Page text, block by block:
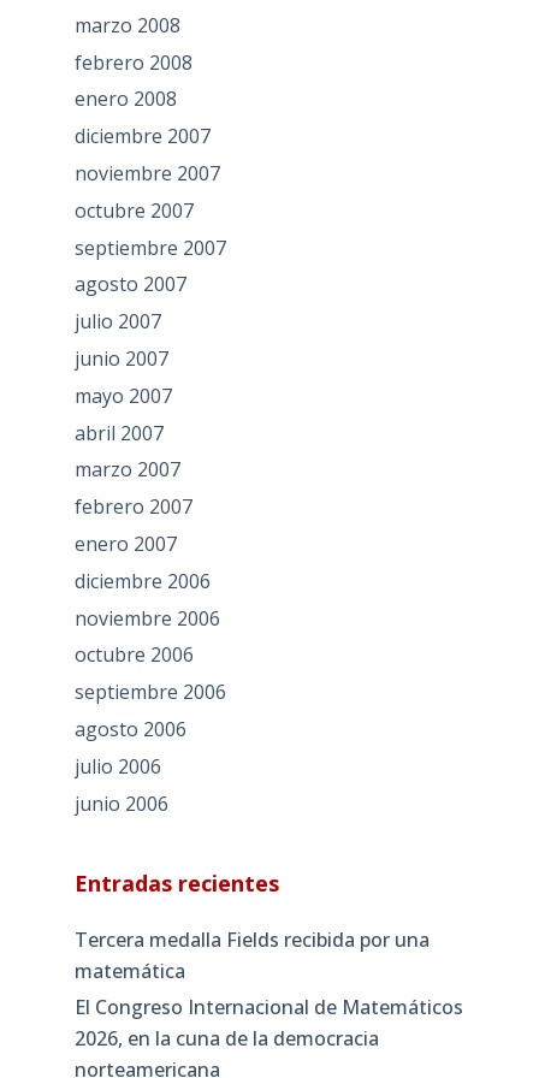
marzo 2008
febrero 2008
enero 2008
diciembre 2007
noviembre 2007
octubre 2007
septiembre 2007
agosto 2007
julio 2007
junio 2007
mayo 2007
abril 2007
marzo 2007
febrero 2007
enero 2007
diciembre 2006
noviembre 2006
octubre 2006
septiembre 2006
agosto 2006
julio 2006
junio 2006
Entradas recientes
Tercera medalla Fields recibida por una
matemática
El Congreso Internacional de Matemáticos
2026, en la cuna de la democracia
norteamericana